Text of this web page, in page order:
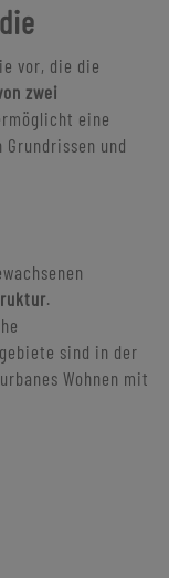
vor, die die
zwei
eine
und
.
sind in der
Wohnen mit